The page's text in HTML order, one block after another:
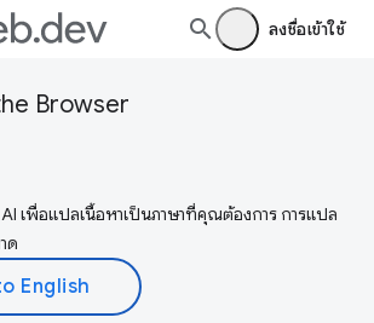
ลงชื่อเข้าใช้
Browser
เพื่อแปลเนื้อหาเป็นภาษาที่คุณต้องการ การแปล
ด